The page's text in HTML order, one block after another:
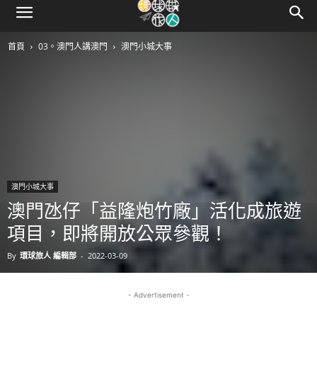
首頁 03。澳門人講澳門 澳門小城大事
澳門小城大事
澳門氹仔「益隆炮竹廠」活化成旅遊
項目，即將開放公眾參觀！
By 環球旅人 編輯部 - 2022-03-09
- Advertisement -